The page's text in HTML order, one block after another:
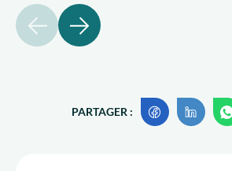
précédentsuivant
PARTAGER :